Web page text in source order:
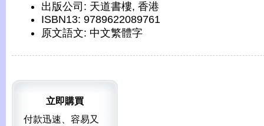
出版公司: 天道書樓, 香港
ISBN13: 9789622089761
原文語文: 中文繁體字
立即購買
付款迅速、容易又